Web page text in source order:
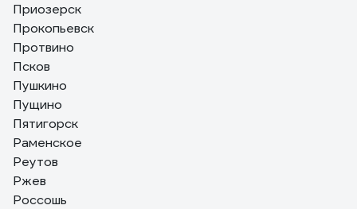
Приозерск
Прокопьевск
Протвино
Псков
Пушкино
Пущино
Пятигорск
Раменское
Реутов
Ржев
Россошь